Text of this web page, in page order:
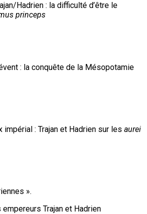
Hadrien : la difficulté d’être le
princeps
: la conquête de la Mésopotamie
impérial : Trajan et Hadrien sur les aurei
».
Trajan et Hadrien